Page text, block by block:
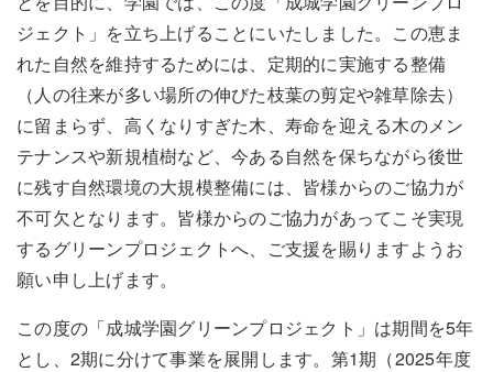
ジェクト」を立ち上げることにいたしました。この恵ま
れた自然を維持するためには、定期的に実施する整備
（人の往来が多い場所の伸びた枝葉の剪定や雑草除去）
に留まらず、高くなりすぎた木、寿命を迎える木のメン
テナンスや新規植樹など、今ある自然を保ちながら後世
に残す自然環境の大規模整備には、皆様からのご協力が
不可欠となります。皆様からのご協力があってこそ実現
するグリーンプロジェクトへ、ご支援を賜りますようお
願い申し上げます。
この度の「成城学園グリーンプロジェクト」は期間を5年
とし、2期に分けて事業を展開します。第1期（2025年度